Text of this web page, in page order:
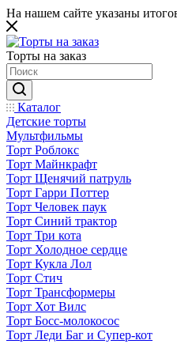
На нашем сайте указаны
Торты на заказ
Каталог
Детские торты
Мультфильмы
Торт Роблокс
Торт Майнкрафт
Торт Щенячий патруль
Торт Гарри Поттер
Торт Человек паук
Торт Синий трактор
Торт Три кота
Торт Холодное сердце
Торт Кукла Лол
Торт Стич
Торт Трансформеры
Торт Хот Вилс
Торт Босс-молокосос
Торт Леди Баг и Супер-кот